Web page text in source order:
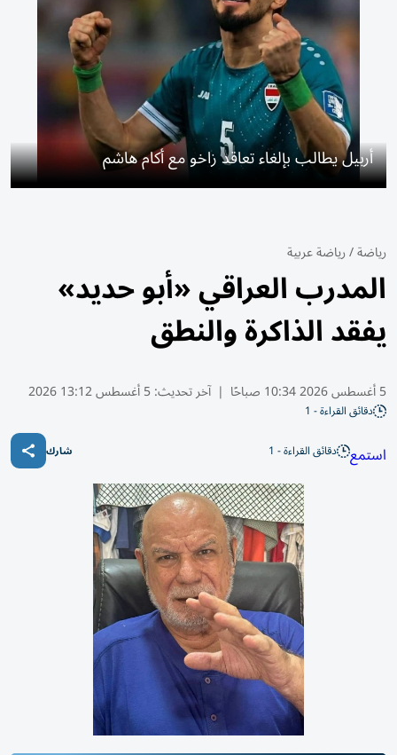
أربيل يطالب بإلغاء تعاقد زاخو مع أكام هاشم
رياضة/رياضة عربية
المدرب العراقي «أبو حديد»
يفقد الذاكرة والنطق
5 أغسطس 2026 10:34 صباحًا | آخر تحديث:5 أغسطس 13:12 2026
دقائق القراءة - 1
استمع دقائق القراءة - 1 شارك